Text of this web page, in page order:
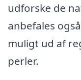
udforske de
anbefales
muligt ud af
perler.